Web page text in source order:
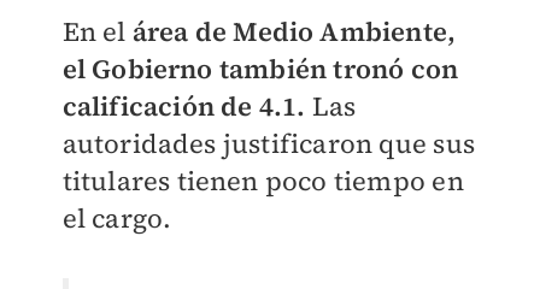
En el área de Medio Ambiente,
el Gobierno también tronó con
calificación de 4.1. Las
autoridades justificaron que sus
titulares tienen poco tiempo en
el cargo.